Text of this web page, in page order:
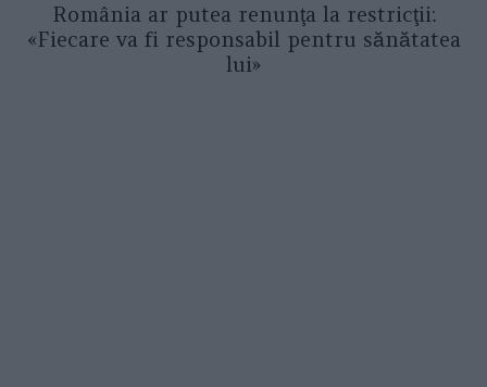
România ar putea renunţa la restricţii:
«Fiecare va fi responsabil pentru sănătatea
lui»